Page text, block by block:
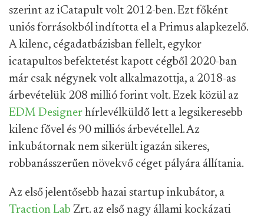
szerint az iCatapult volt 2012-ben. Ezt főként
uniós forrásokból indította el a Primus alapkezelő.
A kilenc, cégadatbázisban fellelt, egykor
icatapultos befektetést kapott cégből 2020-ban
már csak négynek volt alkalmazottja, a 2018-as
árbevételük 208 millió forint volt. Ezek közül az
EDM Designer hírlevélküldő lett a legsikeresebb
kilenc fővel és 90 milliós árbevétellel. Az
inkubátornak nem sikerült igazán sikeres,
robbanásszerűen növekvő céget pályára állítania.
Az első jelentősebb hazai startup inkubátor, a
Traction Lab Zrt. az első nagy állami kockázati